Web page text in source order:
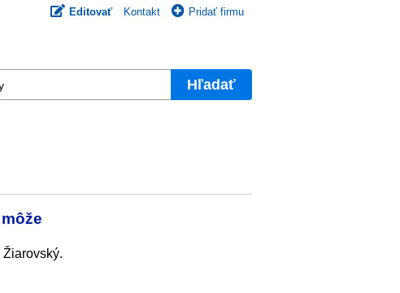
Editovať Kontakt Pridať firmu
Hľadať